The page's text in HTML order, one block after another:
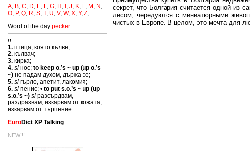
A B C D E F, G H I J K L M N
O P, Q R S T, U V, W, X Y, Z
Word of the day:pecker
n
1. птица, която кълве;
2. кълвач;
3. кирка;
4. sl нос; to keep o.’s ~ up (up o.’s
~) не падам духом, държа се;
5. sl гърло, апетит, лакомия;
6. sl пенис; • to put s.o.’s ~ up (up
s.o.’s ~) sl разсърдвам,
раздразвам, изкарвам от кожата,
изкарвам от търпение.
EuroDict XP Talking
NEW!!!
секрет, что Болгария считается одной из
лесом, чередуются с миниатюрными
чистых в Европе. В целом, это мечта для
Еще одно существенное преимущество в